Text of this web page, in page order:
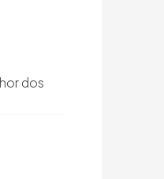
dos